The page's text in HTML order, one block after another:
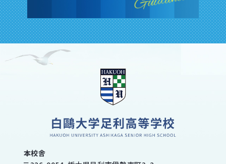
本校舎